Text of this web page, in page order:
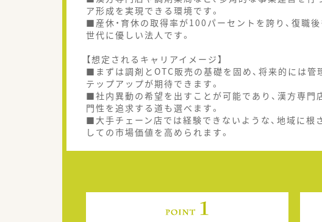
ア形成を実現できる環境です。
■産休・育休の取得率が100パーセントを誇り、復職
世代に優しい法人です。
【想定されるキャリアイメージ】
■まずは調剤とOTC販売の基礎を固め、将来的には
テップアップが期待できます。
■社内異動の希望を出すことが可能であり、漢方専門
門性を追求する道も選べます。
■大手チェーン店では経験できないような、地域に根
しての市場価値を高められます。